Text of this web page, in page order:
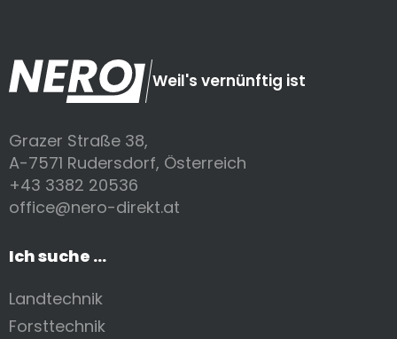
Weil's vernünftig ist
Grazer Straße 38,
A-7571 Rudersdorf, Österreich
+43 3382 20536
office@nero-direkt.at
Ich suche ...
Landtechnik
Forsttechnik